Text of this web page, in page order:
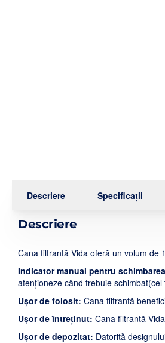
Descriere Specificații
Descriere
Cana filtrantă Vida oferă un volum de
Indicator manual pentru
atenționeze când trebuie
Ușor de folosit: Cana filtrantă
Ușor de întreținut: Cana filtrantă
Ușor de depozitat: Datorită